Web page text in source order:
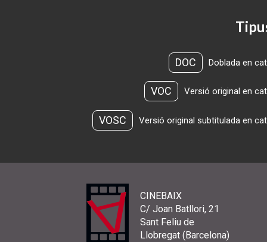
DOC Doblada en
VOC Versió original en
VOSC Versió original subtitulada en
CINEBAIX
C/ Joan Batllori, 21
Sant Feliu de
Llobregat (Barcelona)